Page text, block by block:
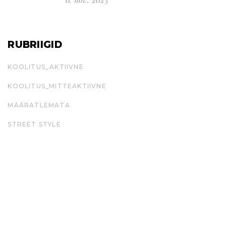
RUBRIIGID
KOOLITUS_AKTIIVNE
KOOLITUS_MITTEAKTIIVNE
MÄÄRATLEMATA
STREET STYLE